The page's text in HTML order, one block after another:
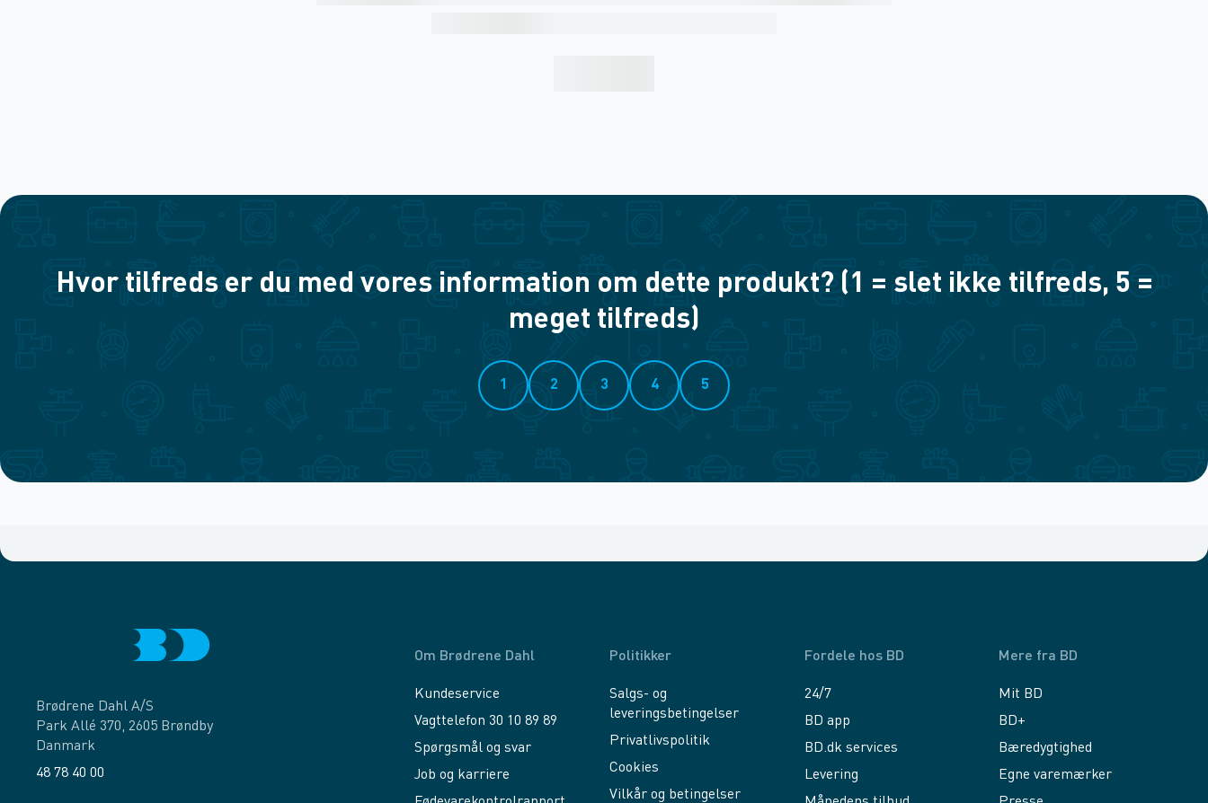
Hvor tilfreds er du med vores information om dette produkt? (1 = slet ikke tilfreds, 5 =
meget tilfreds)
1 2 3 4 5
Brødrene Dahl A/S
Park Allé 370, 2605 Brøndby
Danmark
48 78 40 00
Om Brødrene Dahl
Kundeservice
Vagttelefon 30 10 89 89
Spørgsmål og svar
Job og karriere
Politikker
Salgs- og
leveringsbetingelser
Privatlivspolitik
Cookies
Vilkår og betingelser
Fordele hos BD
24/7
BD app
BD.dk services
Levering
Mere fra BD
Mit BD
BD+
Bæredygtighed
Egne varemærker